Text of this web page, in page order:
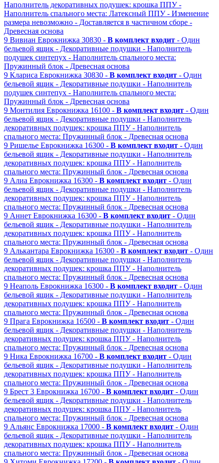
Наполнитель декоративных подушек: крошка ППУ -
Наполнитель спального места: Латексный ППУ - Изменение
размера невозможно - Доставляется в частичном сборе -
Древесная основа
9 Вивиан Еврокнижка 30830 - В комплект входит - Один
бельевой ящик - Декоративные подушки - Наполнитель
подушек синтепух - Наполнитель спального места:
Пружинный блок - Древесная основа
9 Клариса Еврокнижка 30830 - В комплект входит - Один
бельевой ящик - Декоративные подушки - Наполнитель
подушек синтепух - Наполнитель спального места:
Пружинный блок - Древесная основа
9 Монтилия Еврокнижка 16100 - В комплект входит - Один
бельевой ящик - Декоративные подушки - Наполнитель
декоративных подушек: крошка ППУ - Наполнитель
спального места: Пружинный блок - Древесная основа
9 Ришелье Еврокнижка 16300 - В комплект входит - Один
бельевой ящик - Декоративные подушки - Наполнитель
декоративных подушек: крошка ППУ - Наполнитель
спального места: Пружинный блок - Древесная основа
9 Алиа Еврокнижка 16300 - В комплект входит - Один
бельевой ящик - Декоративные подушки - Наполнитель
декоративных подушек: крошка ППУ - Наполнитель
спального места: Пружинный блок - Древесная основа
9 Аннет Еврокнижка 16300 - В комплект входит - Один
бельевой ящик - Декоративные подушки - Наполнитель
декоративных подушек: крошка ППУ - Наполнитель
спального места: Пружинный блок - Древесная основа
9 Алькантара Еврокнижка 16300 - В комплект входит - Один
бельевой ящик - Декоративные подушки - Наполнитель
декоративных подушек: крошка ППУ - Наполнитель
спального места: Пружинный блок - Древесная основа
9 Неаполь Еврокнижка 16300 - В комплект входит - Один
бельевой ящик - Декоративные подушки - Наполнитель
декоративных подушек: крошка ППУ - Наполнитель
спального места: Пружинный блок - Древесная основа
9 Прага Еврокнижка 16500 - В комплект входит - Один
бельевой ящик - Декоративные подушки - Наполнитель
декоративных подушек: крошка ППУ - Наполнитель
спального места: Пружинный блок - Древесная основа
9 Ника Еврокнижка 16700 - В комплект входит - Один
бельевой ящик - Декоративные подушки - Наполнитель
декоративных подушек: крошка ППУ - Наполнитель
спального места: Пружинный блок - Древесная основа
9 Брест 3 Еврокнижка 16700 - В комплект входит - Один
бельевой ящик - Декоративные подушки - Наполнитель
декоративных подушек: крошка ППУ - Наполнитель
спального места: Пружинный блок - Древесная основа
9 Альянс Еврокнижка 17000 - В комплект входит - Один
бельевой ящик - Декоративные подушки - Наполнитель
декоративных подушек: крошка ППУ - Наполнитель
спального места: Пружинный блок - Древесная основа